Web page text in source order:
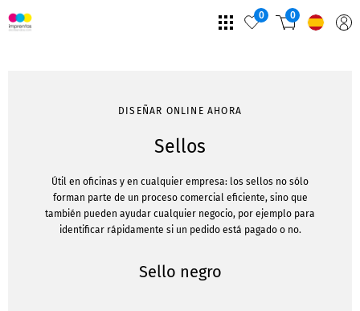
0 0
DISEÑAR ONLINE AHORA
Sellos
Útil en oficinas y en cualquier empresa: los sellos no sólo
forman parte de un proceso comercial eficiente, sino que
también pueden ayudar cualquier negocio, por ejemplo para
identificar rápidamente si un pedido está pagado o no.
Sello negro